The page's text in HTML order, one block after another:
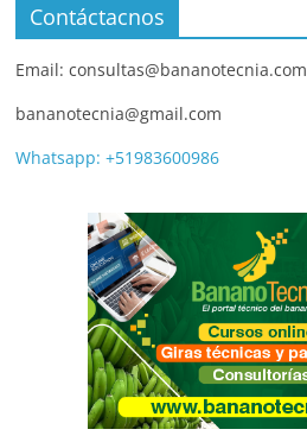
Contáctacnos
Email: consultas@bananotecnia.com
bananotecnia@gmail.com
Whatsapp: +51983600986